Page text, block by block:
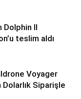
Dolphin II
teslim aldı
Voyager
Siparişle